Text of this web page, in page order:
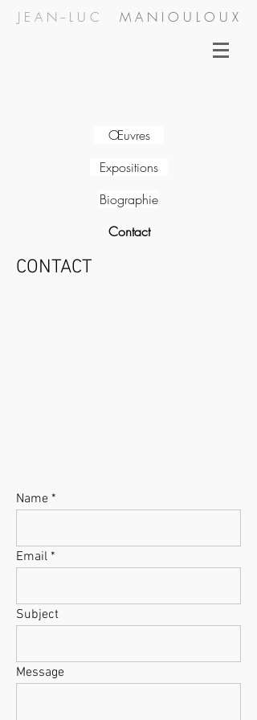
J E A N -- L U C M A N I O U L O U X
Œuvres
Expositions
Biographie
Contact
CONTACT
Name
Email
Subject
Message